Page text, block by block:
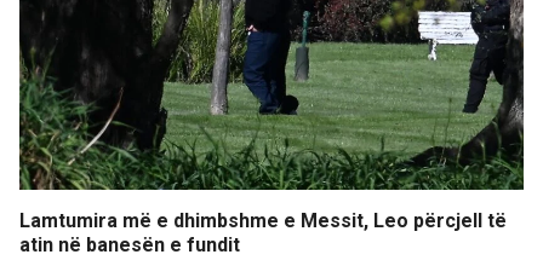
Lamtumira më e dhimbshme e Messit, Leo përcjell të
atin në banesën e fundit